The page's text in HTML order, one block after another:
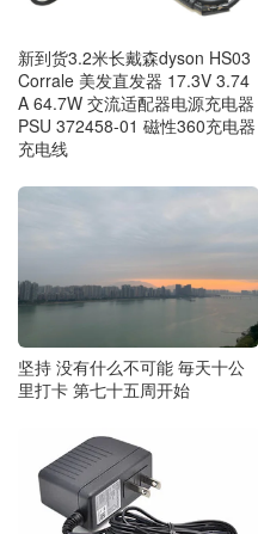
新到货3.2米长戴森dyson HS03
Corrale 美发直发器 17.3V 3.74
A 64.7W 交流适配器电源充电器
PSU 372458-01 磁性360充电器
充电线
坚持 没有什么不可能 毎天十公
里打卡 第七十五周开始